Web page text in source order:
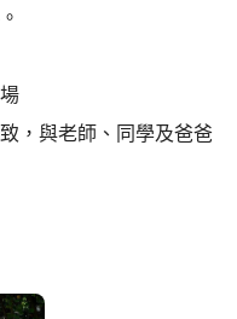
，與老師、同學及爸爸